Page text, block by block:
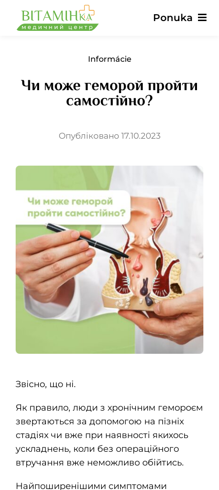
obsah
Ponuka
Hlavné
Služby
Recenzie
Správy
Kontakty
SK
Informácie
Чи може геморой пройти
самостійно?
Опубліковано 17.10.2023
Звісно, що ні.
Як правило, люди з хронічним гемороєм
звертаються за допомогою на пізніх
стадіях чи вже при наявності якихось
ускладнень, коли без операційного
втручання вже неможливо обійтись.
Найпоширенішими симптомами